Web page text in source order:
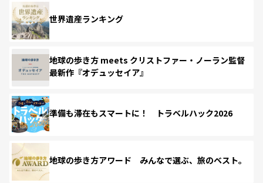
世界遺産ランキング
地球の歩き方 meets クリストファー・ノーラン監督
最新作『オデュッセイア』
準備も滞在もスマートに！ トラベルハック2026
地球の歩き方アワード みんなで選ぶ、旅のベスト。